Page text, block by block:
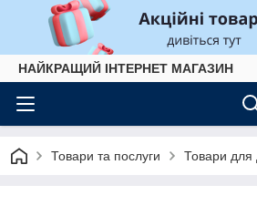
НАЙКРАЩИЙ ІНТЕРНЕТ МАГАЗИН
Товари та послуги Товари для